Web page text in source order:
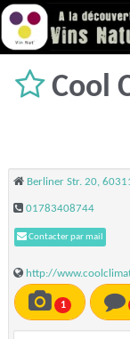
Cool
Berliner Str. 20,
01783408744
Contacter par mail
http://
1